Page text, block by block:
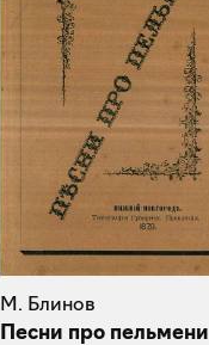
М. Блинов
Песни про пельмени